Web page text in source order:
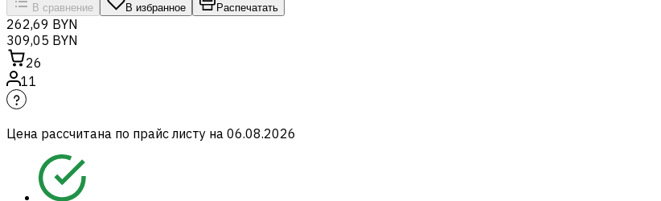
В сравнение В избранное Распечатать
262,69 BYN
309,05 BYN
26
11
Цена рассчитана по прайс листу на 06.08.2026